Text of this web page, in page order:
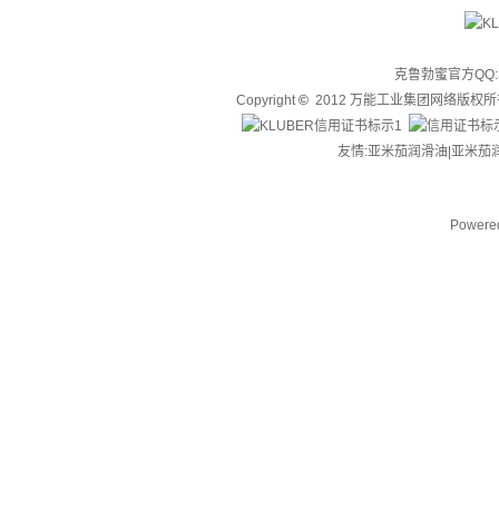
克鲁勃蜜官方
Copyright© 2012 万能工业集团网络版权
友情:亚米茄润滑油| 亚米茄